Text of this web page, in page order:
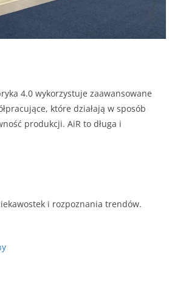
4.0 wykorzystuje zaawansowane
które działają w sposób
produkcji. AiR to długa i
i rozpoznania trendów.